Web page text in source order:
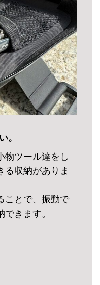
。
物ツール達をし
る収納がありま
ことで、振動で
きます。